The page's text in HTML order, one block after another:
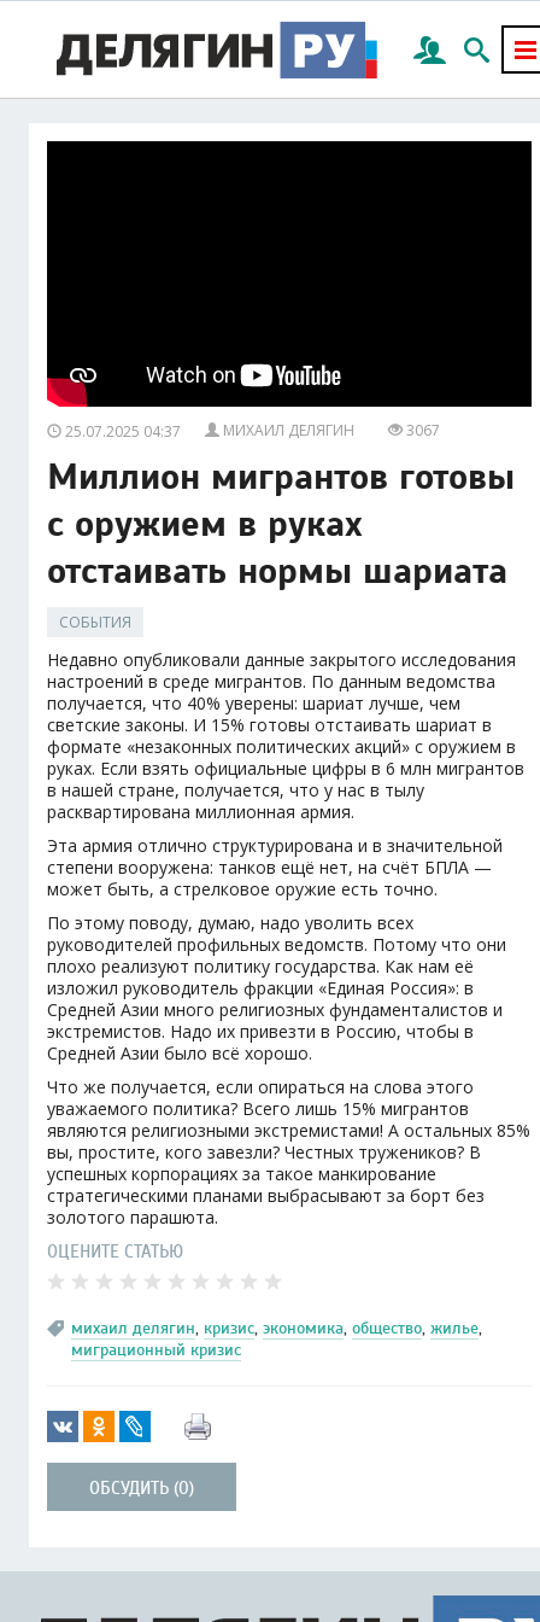
25.07.2025 04:37 МИХАИЛ ДЕЛЯГИН 3067
Миллион мигрантов готовы
с оружием в руках
отстаивать нормы шариата
СОБЫТИЯ
Недавно опубликовали данные закрытого исследования
настроений в среде мигрантов. По данным ведомства
получается, что 40% уверены: шариат лучше, чем
светские законы. И 15% готовы отстаивать шариат в
формате «незаконных политических акций» с оружием в
руках. Если взять официальные цифры в 6 млн мигрантов
в нашей стране, получается, что у нас в тылу
расквартирована миллионная армия.
Эта армия отлично структурирована и в значительной
степени вооружена: танков ещё нет, на счёт БПЛА —
может быть, а стрелковое оружие есть точно.
По этому поводу, думаю, надо уволить всех
руководителей профильных ведомств. Потому что они
плохо реализуют политику государства. Как нам её
изложил руководитель фракции «Единая Россия»: в
Средней Азии много религиозных фундаменталистов и
экстремистов. Надо их привезти в Россию, чтобы в
Средней Азии было всё хорошо.
Что же получается, если опираться на слова этого
уважаемого политика? Всего лишь 15% мигрантов
являются религиозными экстремистами! А остальных 85%
вы, простите, кого завезли? Честных тружеников? В
успешных корпорациях за такое манкирование
стратегическими планами выбрасывают за борт без
золотого парашюта.
ОЦЕНИТЕ СТАТЬЮ
михаил делягин, кризис, экономика, общество, жилье,
миграционный кризис
ОБСУДИТЬ (0)